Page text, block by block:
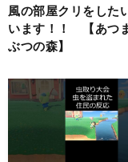
風の部屋クリをした
います！！ 【あつ
ぶつの森】